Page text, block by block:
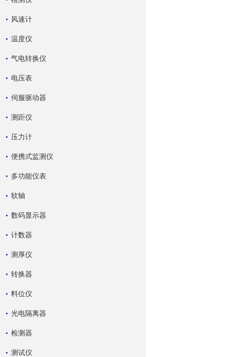
风速计
温度仪
气电转换仪
电压表
伺服驱动器
测距仪
压力计
便携式监测仪
多功能仪表
软轴
数码显示器
计数器
测厚仪
转换器
料位仪
光电隔离器
检测器
测试仪